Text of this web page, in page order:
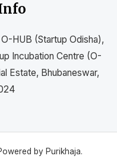
HUB (Startup Odisha),
Incubation Centre (O-
Estate, Bhubaneswar,
by Purikhaja.